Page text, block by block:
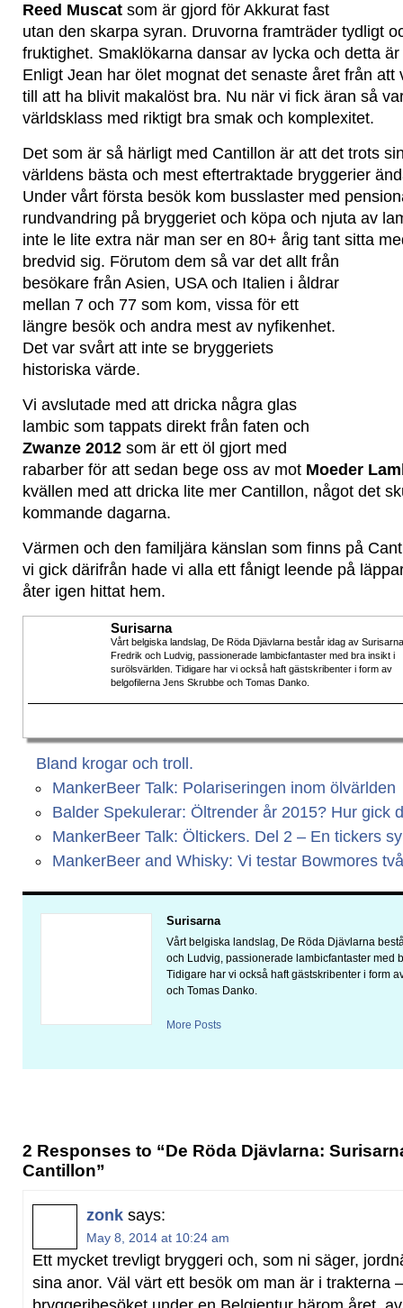
Reed Muscat som är gjord för Akkurat fast
utan den skarpa syran. Druvorna framträder tydligt
fruktighet. Smaklökarna dansar av lycka och detta
Enligt Jean har ölet mognat det senaste året från att
till att ha blivit makalöst bra. Nu när vi fick äran så
världsklass med riktigt bra smak och komplexitet.
Det som är så härligt med Cantillon är att det trots
världens bästa och mest eftertraktade bryggerier
Under vårt första besök kom busslaster med
rundvandring på bryggeriet och köpa och njuta av
inte le lite extra när man ser en 80+ årig tant sitta
bredvid sig. Förutom dem så var det allt från
besökare från Asien, USA och Italien i åldrar
mellan 7 och 77 som kom, vissa för ett
längre besök och andra mest av nyfikenhet.
Det var svårt att inte se bryggeriets
historiska värde.
Vi avslutade med att dricka några glas
lambic som tappats direkt från faten och
Zwanze 2012 som är ett öl gjort med
rabarber för att sedan bege oss av mot Moeder
kvällen med att dricka lite mer Cantillon, något det
kommande dagarna.
Värmen och den familjära känslan som finns på
vi gick därifrån hade vi alla ett fånigt leende på
åter igen hittat hem.
Surisarna
Vårt belgiska landslag, De Röda Djävlarna består idag av Surisarna
Fredrik och Ludvig, passionerade lambicfantaster med bra insikt i
surölsvärlden. Tidigare har vi också haft gästskribenter i form av
belgofilerna Jens Skrubbe och Tomas Danko.
Bland krogar och troll.
MankerBeer Talk: Polariseringen inom ölvärlden
Balder Spekulerar: Öltrender år 2015? Hur gick
MankerBeer Talk: Öltickers. Del 2 – En tickers
MankerBeer and Whisky: Vi testar Bowmores
Surisarna
Vårt belgiska landslag, De Röda Djävlarna
och Ludvig, passionerade lambicfantaster med
Tidigare har vi också haft gästskribenter i form
och Tomas Danko.
More Posts
2 Responses to “De Röda Djävlarna:
Cantillon”
zonk says:
May 8, 2014 at 10:24 am
Ett mycket trevligt bryggeri och, som ni säger,
sina anor. Väl värt ett besök om man är i trakterna